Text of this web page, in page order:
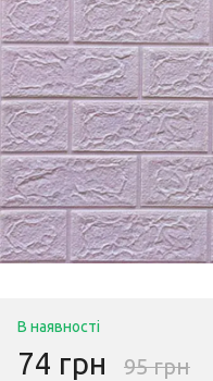
В наявності
74 грн 95 грн